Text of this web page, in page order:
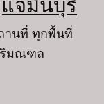
จมีนบุรี
านที่ ทุกพื้นที่
ริมณฑล